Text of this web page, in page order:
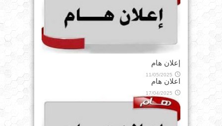
إعلان هام
11/05/2025
اعلان هام
17/04/2025